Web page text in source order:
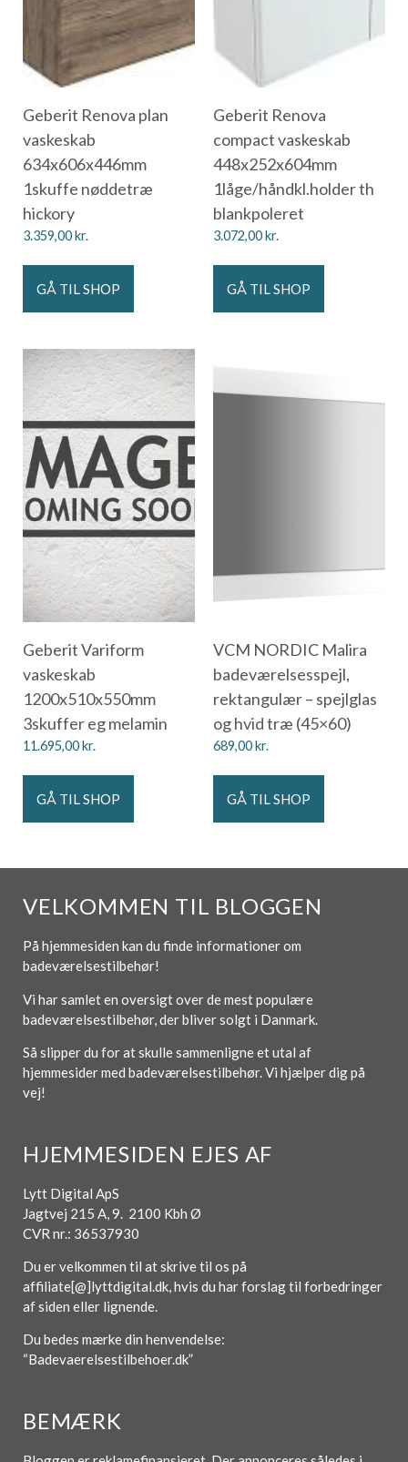
Geberit Renova plan
vaskeskab
634x606x446mm
1skuffe nøddetræ
hickory
3.359,00kr.
GÅ TIL SHOP
Geberit Renova
compact vaskeskab
448x252x604mm
1låge/håndkl.holder th
blankpoleret
3.072,00kr.
GÅ TIL SHOP
Geberit Variform
vaskeskab
1200x510x550mm
3skuffer eg melamin
11.695,00kr.
GÅ TIL SHOP
VCM NORDIC Malira
badeværelsesspejl,
rektangulær – spejlglas
og hvid træ (45×60)
689,00kr.
GÅ TIL SHOP
VELKOMMEN TIL BLOGGEN
På hjemmesiden kan du finde informationer om
badeværelsestilbehør!
Vi har samlet en oversigt over de mest populære
badeværelsestilbehør, der bliver solgt i Danmark.
Så slipper du for at skulle sammenligne et utal af
hjemmesider med badeværelsestilbehør. Vi hjælper dig på
vej!
HJEMMESIDEN EJES AF
Lytt Digital ApS
Jagtvej 215 A, 9. 2100 Kbh Ø
CVR nr.: 36537930
Du er velkommen til at skrive til os på
affiliate[@]lyttdigital.dk, hvis du har forslag til forbedringer
af siden eller lignende.
Du bedes mærke din henvendelse:
“Badevaerelsestilbehoer.dk”
BEMÆRK